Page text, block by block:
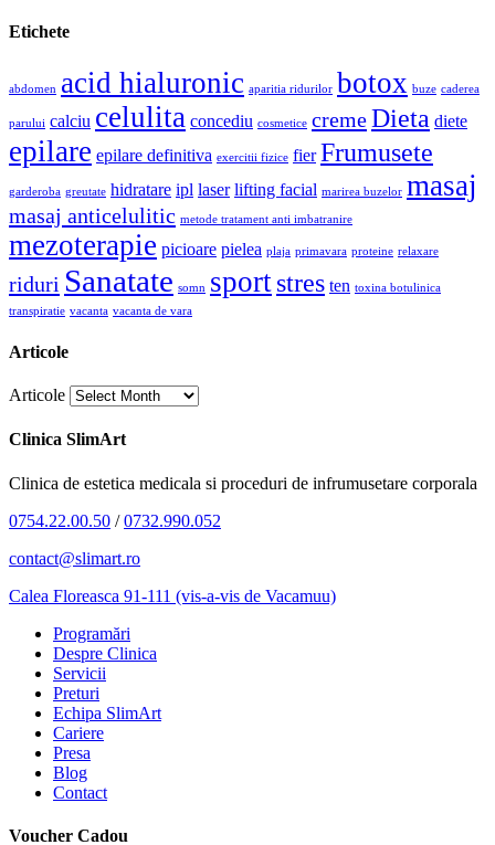
Etichete
abdomen acid hialuronic aparitia ridurilor botox buze caderea
parului calciu celulita concediu cosmetice cremeDieta diete
epilare epilare definitiva exercitii fizice fier Frumusete
garderoba greutate hidratare ipl laser lifting facial marirea buzelor masaj
masaj anticelulitic metode tratament anti imbatranire
mezoterapie picioare pielea plaja primavara proteine relaxare
riduri Sanatate somn sportstres ten toxina botulinica
transpiratie vacanta vacanta de vara
Articole
Articole
Clinica SlimArt
Clinica de estetica medicala si proceduri de infrumusetare corporala
0754.22.00.50 /0732.990.052
contact@slimart.ro
Calea Floreasca 91-111 (vis-a-vis de Vacamuu)
Programări
Despre Clinica
Servicii
Preturi
Echipa SlimArt
Cariere
Presa
Blog
Contact
Voucher Cadou